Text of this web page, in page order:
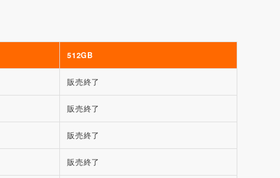
512GB
販売終了
販売終了
販売終了
販売終了